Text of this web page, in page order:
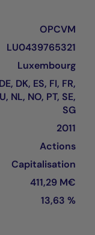
OPCVM
LU0439765321
Luxembourg
DK, ES, FI, FR,
NL, NO, PT, SE,
SG
2011
Actions
Capitalisation
411,29 M€
13,63 %